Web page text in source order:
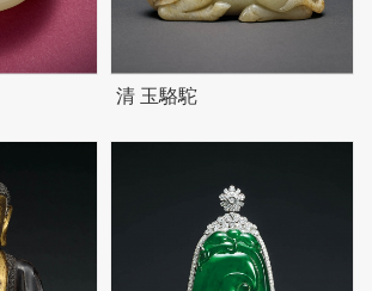
清 玉駱駝